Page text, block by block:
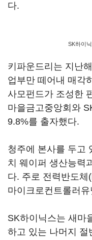
다.
SK하이
키파운드리는 지난
업부만 떼어내 매각
사모펀드가 조성한
마을금고중앙회와
9.8%를 출자했다.
청주에 본사를 두고
치 웨이퍼 생산능력
다. 주로 전력반도
마이크로컨트롤러
SK하이닉스는 새마
하고 있는 나머지 절